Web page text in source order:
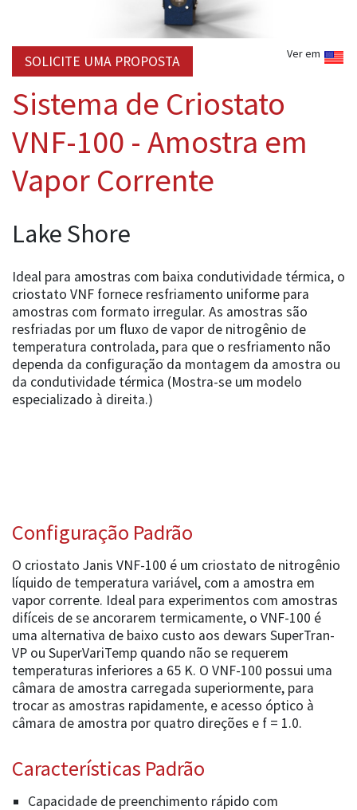
Ver em
SOLICITE UMA PROPOSTA
Sistema de Criostato
VNF-100 - Amostra em
Vapor Corrente
Lake Shore
Ideal para amostras com baixa condutividade térmica, o
criostato VNF fornece resfriamento uniforme para
amostras com formato irregular. As amostras são
resfriadas por um fluxo de vapor de nitrogênio de
temperatura controlada, para que o resfriamento não
dependa da configuração da montagem da amostra ou
da condutividade térmica (Mostra-se um modelo
especializado à direita.)
Configuração Padrão
O criostato Janis VNF-100 é um criostato de nitrogênio
líquido de temperatura variável, com a amostra em
vapor corrente. Ideal para experimentos com amostras
difíceis de se ancorarem termicamente, o VNF-100 é
uma alternativa de baixo custo aos dewars SuperTran-
VP ou SuperVariTemp quando não se requerem
temperaturas inferiores a 65 K. O VNF-100 possui uma
câmara de amostra carregada superiormente, para
trocar as amostras rapidamente, e acesso óptico à
câmara de amostra por quatro direções e f = 1.0.
Características Padrão
Capacidade de preenchimento rápido com